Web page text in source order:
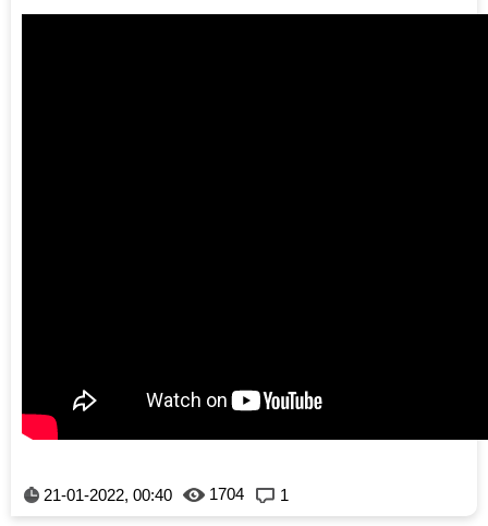
21-01-2022, 00:40 1704 1